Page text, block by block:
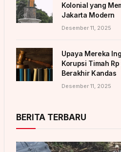
Kolonial yang
Jakarta Modern
Desember 11, 2025
Upaya Mereka
Korupsi Timah
Berakhir Kandas
Desember 11, 2025
BERITA TERBARU